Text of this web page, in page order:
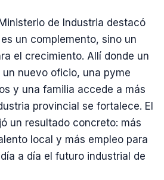
de Industria destacó
un complemento, sino un
el crecimiento. Allí donde un
nuevo oficio, una pyme
y una familia accede a más
provincial se fortalece. El
un resultado concreto: más
local y más empleo para
a día el futuro industrial de